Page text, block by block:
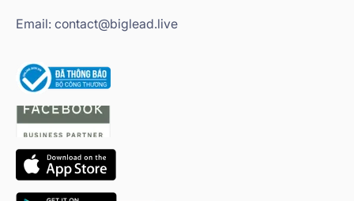
Email: contact@biglead.live